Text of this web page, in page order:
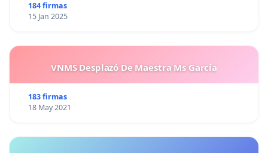
184 firmas
15 Jan 2025
VNMS Desplazó De Maestra Ms García
183 firmas
18 May 2021